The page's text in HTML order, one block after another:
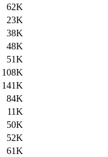
62K
23K
38K
48K
51K
108K
141K
84K
11K
50K
52K
61K